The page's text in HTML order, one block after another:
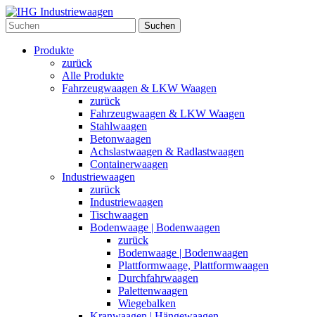
Suchen
Produkte
zurück
Alle Produkte
Fahrzeugwaagen & LKW Waagen
zurück
Fahrzeugwaagen & LKW Waagen
Stahlwaagen
Betonwaagen
Achslastwaagen & Radlastwaagen
Containerwaagen
Industriewaagen
zurück
Industriewaagen
Tischwaagen
Bodenwaage | Bodenwaagen
zurück
Bodenwaage | Bodenwaagen
Plattformwaage, Plattformwaagen
Durchfahrwaagen
Palettenwaagen
Wiegebalken